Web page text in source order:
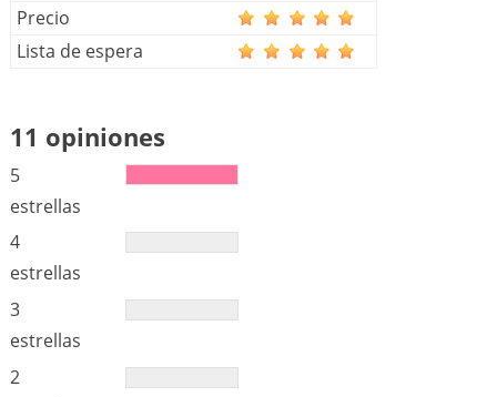
Precio
Lista de espera
11 opiniones
5
estrellas
4
estrellas
3
estrellas
2